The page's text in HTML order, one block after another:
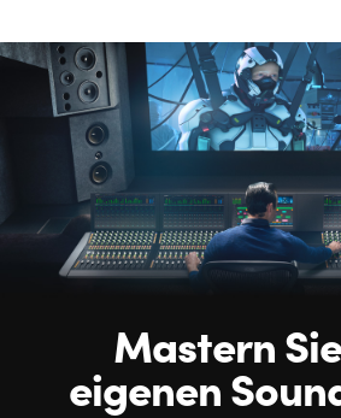
Mastern
eigenen